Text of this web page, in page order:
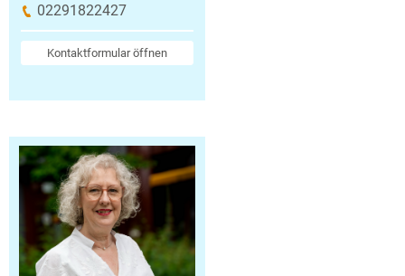
02291822427
Kontaktformular öffnen